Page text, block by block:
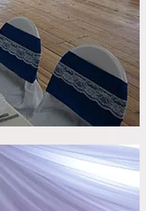
фильтры